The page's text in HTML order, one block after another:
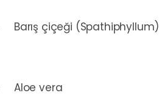
Barış çiçeği (Spathiphyllum)
Aloe vera